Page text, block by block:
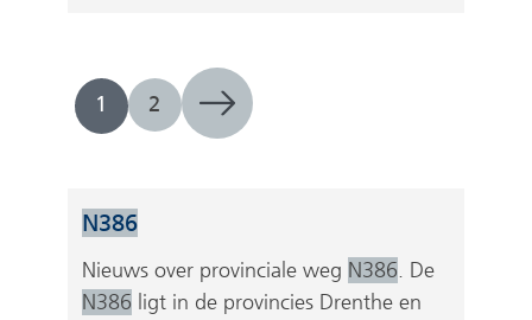
1 2
N386
Nieuws over provinciale weg N386. De
N386 ligt in de provincies Drenthe en